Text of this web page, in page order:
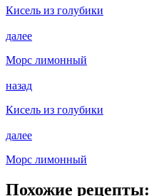
Кисель из голубики
далее
Морс лимонный
назад
Кисель из голубики
далее
Морс лимонный
Похожие рецепты: